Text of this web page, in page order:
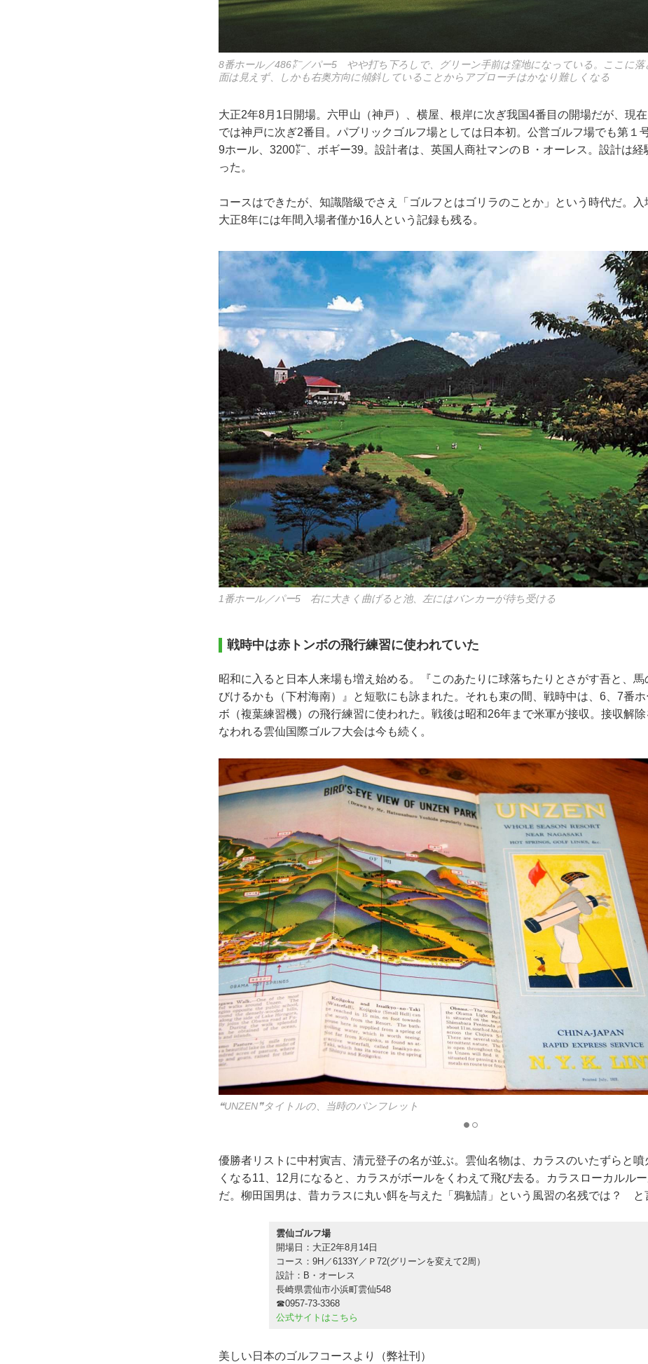
8番ホール／486㍎／パー5 やや打ち下ろしで、グリーン手前は窪地になっている。ここに
面は見えず、しかも右奥方向に傾斜していることからアプローチはかなり難しくなる
大正2年8月1日開場。六甲山（神戸）、横屋、根岸に次ぎ我国4番目の開場だが、現
では神戸に次ぎ2番目。パブリックゴルフ場としては日本初。公営ゴルフ場でも第１
9ホール、3200㍎、ボギー39。設計者は、英国人商社マンのＢ・オーレス。設計は経
った。
コースはできたが、知識階級でさえ「ゴルフとはゴリラのことか」という時代だ。入
大正8年には年間入場者僅か16人という記録も残る。
1番ホール／パー5 右に大きく曲げると池、左にはバンカーが待ち受ける
戦時中は赤トンボの飛行練習に使われていた
昭和に入ると日本人来場も増え始める。『このあたりに球落ちたりとさがす吾と、馬
びけるかも（下村海南）』と短歌にも詠まれた。それも束の間、戦時中は、6、7番
ボ（複葉練習機）の飛行練習に使われた。戦後は昭和26年まで米軍が接収。接収解
なわれる雲仙国際ゴルフ大会は今も続く。
昭和初期、多くの外国人が避暑に訪れた
優勝者リストに中村寅吉、清元登子の名が並ぶ。雲仙名物は、カラスのいたずらと噴
くなる11、12月になると、カラスがボールをくわえて飛び去る。カラスローカルル
だ。柳田国男は、昔カラスに丸い餌を与えた「鴉勧請」という風習の名残では？ と
雲仙ゴルフ場
開場日：大正2年8月14日
コース：9H／6133Y／Ｐ72(グリーンを変えて2周）
設計：B・オーレス
長崎県雲仙市小浜町雲仙548
☎0957-73-3368
公式サイトはこちら
美しい日本のゴルフコースより（弊社刊）